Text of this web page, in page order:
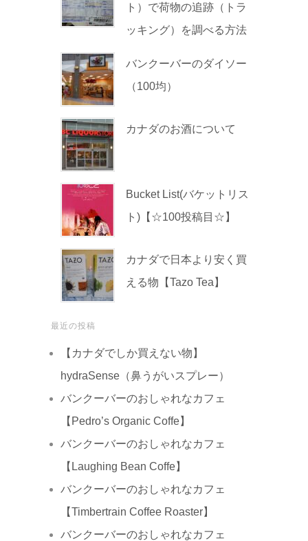
ト）で荷物の追跡（トラ
ッキング）を調べる方法
バンクーバーのダイソー
（100均）
カナダのお酒について
Bucket List(バケットリス
ト)【☆100投稿目☆】
カナダで日本より安く買
える物【Tazo Tea】
最近の投稿
【カナダでしか買えない物】
hydraSense（鼻うがいスプレー）
バンクーバーのおしゃれなカフェ
【Pedro’s Organic Coffe】
バンクーバーのおしゃれなカフェ
【Laughing Bean Coffe】
バンクーバーのおしゃれなカフェ
【Timbertrain Coffee Roaster】
バンクーバーのおしゃれなカフェ